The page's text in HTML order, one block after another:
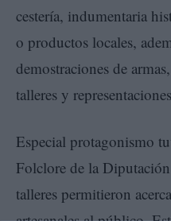
cestería, indumentaria
o productos locales,
demostraciones de
talleres y
Especial protagonismo
Folclore de la
talleres permitieron